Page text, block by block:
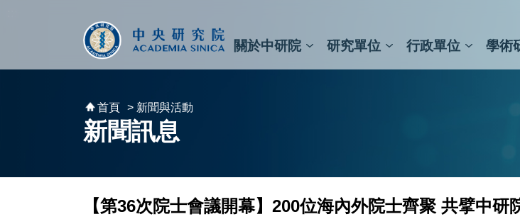
關於中研院 研究單位 行政單位 學術
首頁 > 新聞與活動
新聞訊息
【第36次院士會議開幕】200位海內外院士齊聚 共擘中研